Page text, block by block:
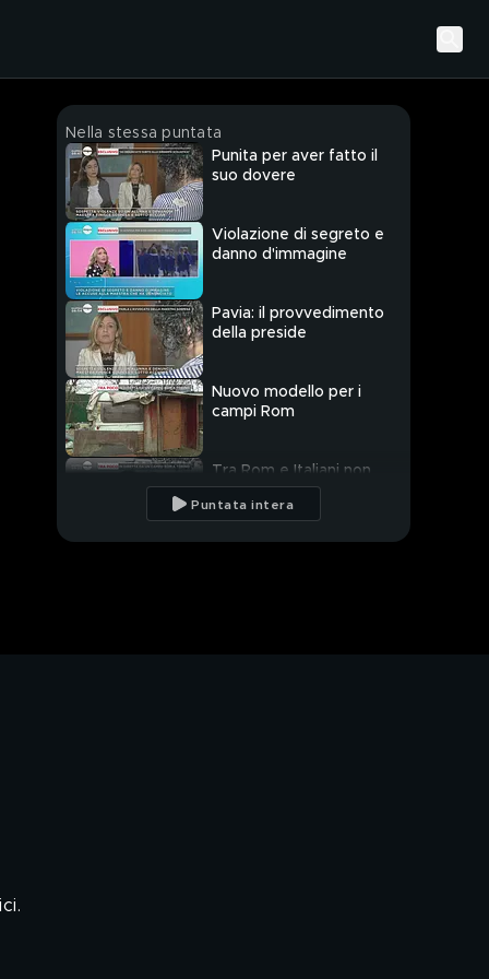
Nella stessa puntata
Punita per aver fatto il
suo dovere
Violazione di segreto e
danno d'immagine
Pavia: il provvedimento
della preside
Nuovo modello per i
campi Rom
Tra Rom e Italiani non
c'è parità
Puntata intera